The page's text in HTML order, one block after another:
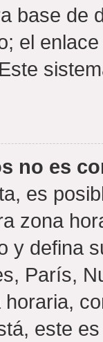
base de
el
no es
es
zona
y defina
París,
este